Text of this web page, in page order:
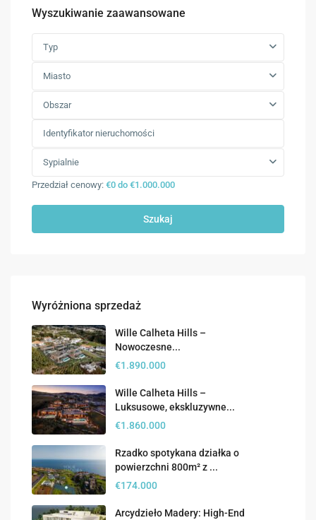
Wyszukiwanie zaawansowane
Typ
Miasto
Obszar
Sypialnie
Przedział cenowy: €0 do €1.000.000
Szukaj
Wyróżniona sprzedaż
Wille Calheta Hills –
Nowoczesne...
€1.890.000
Wille Calheta Hills –
Luksusowe, ekskluzywne...
€1.860.000
Rzadko spotykana działka o
powierzchni 800m² z ...
€174.000
Arcydzieło Madery: High-End